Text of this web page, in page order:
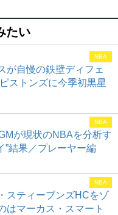
たい
が自慢の鉄壁ディフェ
ストンズに今季初黒星
NBA
が現状のNBAを分析す
”結果／プレーヤー編
NBA
スティーブンズHCをゾ
はマーカス・スマート
NBA